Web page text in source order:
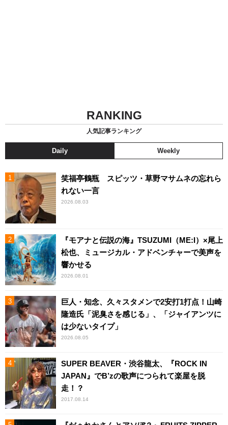
RANKING
人気記事ランキング
Daily Weekly
笑福亭鶴瓶 スピッツ・草野マサムネの忘れら
れない一言
2026.08.03
『モアナと伝説の海』TSUZUMI（ME:I）×尾上
松也、ミュージカル・アドベンチャーで美声を
響かせる
2026.08.01
巨人・知念、久々スタメンで2安打1打点！山崎
隆造氏「泥臭さを感じる」、「ジャイアンツに
は少ないタイプ」
2026.08.05
SUPER BEAVER・渋谷龍太、『ROCK IN
JAPAN』でB’zの歌声につられて楽屋を脱
走！？
2017.08.14